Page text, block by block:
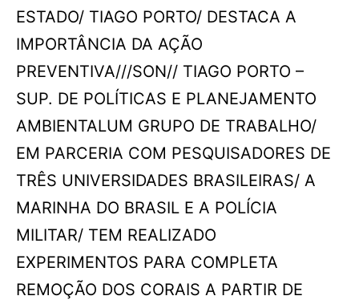
ESTADO/ TIAGO PORTO/ DESTACA A
IMPORTÂNCIA DA AÇÃO
PREVENTIVA///SON// TIAGO PORTO –
SUP. DE POLÍTICAS E PLANEJAMENTO
AMBIENTALUM GRUPO DE TRABALHO/
EM PARCERIA COM PESQUISADORES DE
TRÊS UNIVERSIDADES BRASILEIRAS/ A
MARINHA DO BRASIL E A POLÍCIA
MILITAR/ TEM REALIZADO
EXPERIMENTOS PARA COMPLETA
REMOÇÃO DOS CORAIS A PARTIR DE